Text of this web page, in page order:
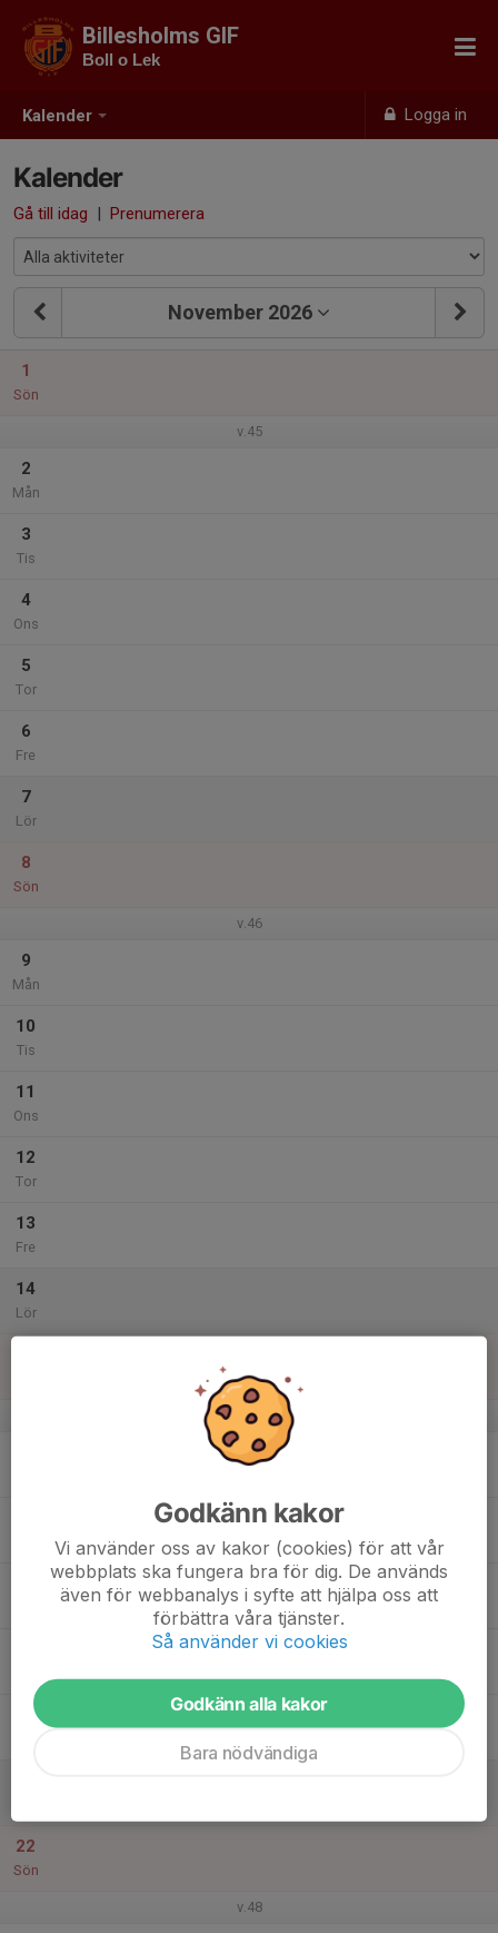
Kalender Logga in
Billesholms GIF
Boll o Lek
Kalender
Gå till idag | Prenumerera
November 2026
1
Sön
v.45
2
Mån
3
Tis
4
Ons
5
Tor
6
Fre
7
Lör
8
Sön
v.46
9
Mån
10
Tis
11
Ons
12
Tor
13
Fre
14
Lör
v.47
20
22
Sön
v.48
Godkänn kakor
Vi använder oss av kakor (cookies) för att vår
webbplats ska fungera bra för dig. De används
även för webbanalys i syfte att hjälpa oss att
förbättra våra tjänster.
Så använder vi cookies
Godkänn alla kakor
Bara nödvändiga